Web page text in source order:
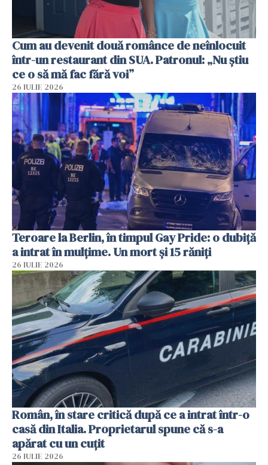
Cum au devenit două românce de neînlocuit
într-un restaurant din SUA. Patronul: „Nu știu
ce o să mă fac fără voi”
26 IULIE 2026
Teroare la Berlin, în timpul Gay Pride: o dubiță
a intrat în mulțime. Un mort și 15 răniți
26 IULIE 2026
Român, în stare critică după ce a intrat într-o
casă din Italia. Proprietarul spune că s-a
apărat cu un cuțit
26 IULIE 2026